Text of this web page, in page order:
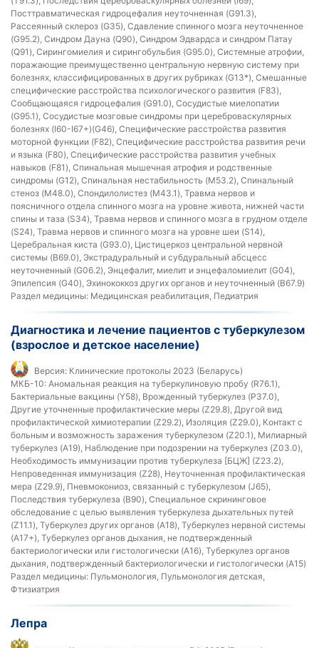
Посттравматическая гидроцефалия неуточненная (G91.3),
Рассеянный склероз (G35), Сдавление спинного мозга неуточненное
(G95.2), Синдром Дауна (Q90), Синдром Эдвардса и синдром Патау
(Q91), Сирингомиелия и сирингобульбия (G95.0), Системные атрофии,
поражающие преимущественно центральную нервную систему при
болезнях, классифицированных в других рубриках (G13*), Смешанные
специфические расстройства психологического развития (F83),
Сообщающаяся гидроцефалия (G91.0), Сосудистые миелопатии
(G95.1), Сосудистые мозговые синдромы при цереброваскулярных
болезнях (I60-I67+)(G46), Специфические расстройства развития
моторной функции (F82), Специфические расстройства развития речи
и языка (F80), Специфические расстройства развития учебных
навыков (F81), Спинальная мышечная атрофия и родственные
синдромы (G12), Спинальная нестабильность (M53.2), Спинальный
стеноз (M48.0), Спондилолистез (M43.1), Травма нервов и
поясничного отдела спинного мозга на уровне живота, нижней части
спины и таза (S34), Травма нервов и спинного мозга в грудном отделе
(S24), Травма нервов и спинного мозга на уровне шеи (S14),
Церебральная киста (G93.0), Цистицеркоз центральной нервной
системы (B69.0), Экстрадуральный и субдуральный абсцесс
неуточненный (G06.2), Энцефалит, миелит и энцефаломиелит (G04),
Эпилепсия (G40), Эхинококкоз других органов и неуточненный (B67.9)
Раздел медицины: Медицинская реабилитация, Педиатрия
Диагностика и лечение пациентов с туберкулезом
(взрослое и детское население)
Версия: Клинические протоколы 2023 (Беларусь)
МКБ-10: Аномальная реакция на туберкулиновую пробу (R76.1),
Бактериальные вакцины (Y58), Врожденный туберкулез (P37.0),
Другие уточненные профилактические меры (Z29.8), Другой вид
профилактической химиотерапии (Z29.2), Изоляция (Z29.0), Контакт с
больным и возможность заражения туберкулезом (Z20.1), Милиарный
туберкулез (A19), Наблюдение при подозрении на туберкулез (Z03.0),
Необходимость иммунизации против туберкулеза [БЦЖ] (Z23.2),
Непроведенная иммунизация (Z28), Неуточненная профилактическая
мера (Z29.9), Пневмокониоз, связанный с туберкулезом (J65),
Последствия туберкулеза (B90), Специальное скрининговое
обследование с целью выявления туберкулеза дыхательных путей
(Z11.1), Туберкулез других органов (A18), Туберкулез нервной системы
(A17+), Туберкулез органов дыхания, не подтвержденный
бактериологически или гистологически (A16), Туберкулез органов
дыхания, подтвержденный бактериологически и гистологически (A15)
Раздел медицины: Пульмонология, Пульмонология детская,
Фтизиатрия
Лепра